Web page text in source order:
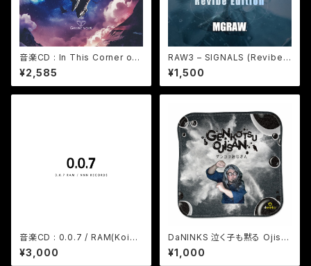
音楽CD : In This Corner of t
he World / GRATEC MOUR
- 在庫限り
¥2,585
RAW3 – SIGNALS (Revibe E
dition) / MGRAW (デジタルコ
ンテンツ WAV&mp3)
¥1,500
音楽CD : 0.0.7 / RAM(Koichi
Yamazaki) / Album - 在庫限
り
¥3,000
DaNINKS 泣く子も黙る Ojisa
n ハンドタオル - 在庫限り
¥1,000